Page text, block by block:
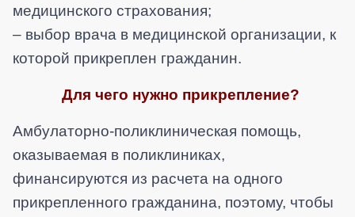
медицинского страхования;
– выбор врача в медицинской организации, к
которой прикреплен гражданин.
Для чего нужно прикрепление?
Амбулаторно-поликлиническая помощь,
оказываемая в поликлиниках,
финансируются из расчета на одного
прикрепленного гражданина, поэтому, чтобы